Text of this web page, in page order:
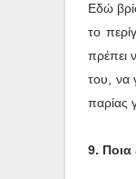
Εδώ
το
πρέπει
του, να
παρίας
9. Ποια